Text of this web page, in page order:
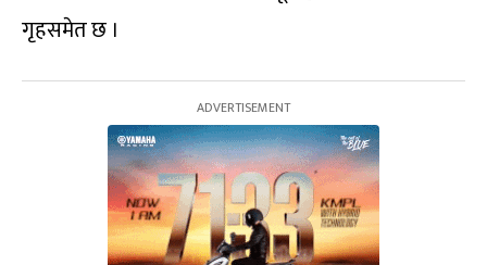
गृहसमेत छ ।